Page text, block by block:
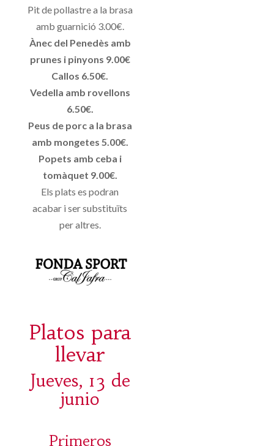
Pit de pollastre a la brasa
amb guarnició 3.00€.
Ànec del Penedès amb
prunes i pinyons 9.00€
Callos 6.50€.
Vedella amb rovellons
6.50€.
Peus de porc a la brasa
amb mongetes 5.00€.
Popets amb ceba i
tomàquet 9.00€.
Els plats es podran
acabar i ser substituïts
per altres.
Platos para
llevar
Jueves, 13 de
junio
Primeros